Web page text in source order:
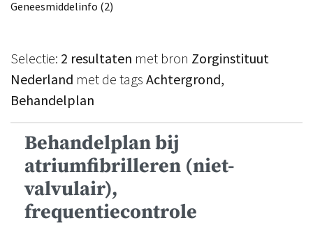
Geneesmiddelinfo (2)
Selectie: 2 resultaten met bron Zorginstituut
Nederland met de tags Achtergrond,
Behandelplan
Behandelplan bij
atriumfibrilleren (niet-
valvulair),
frequentiecontrole